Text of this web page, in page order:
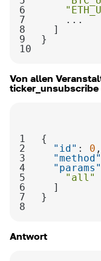
6
7
8
9
10
Von allen
ticker_unsubscribe
1
2
"id" : 0
3
"method"
4
"params"
5
"all"
6
7
8
Antwort